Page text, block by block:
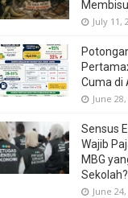
Membisu
July 11,
Cuma di
June
Sensus
Wajib
MBG
Sekolah?
June